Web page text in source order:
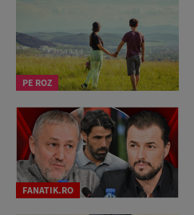
PE ROZ
FANATIK.RO